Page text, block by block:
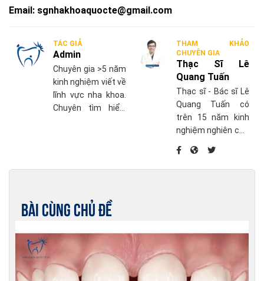
Email: sgnhakhoaquocte@gmail.com
TÁC GIẢ
Admin
Chuyên gia >5 năm
kinh nghiệm viết về
lĩnh vực nha khoa.
Chuyên tìm hiểu,
THAM KHẢO
CHUYÊN GIA
Thạc Sĩ Lê
Quang Tuấn
Thạc sĩ - Bác sĩ Lê
Quang Tuấn có
trên 15 năm kinh
nghiệm nghiên cứu
trị nha chu và điều
trị phục hồi khác
Implant.
Bài cùng chủ đề